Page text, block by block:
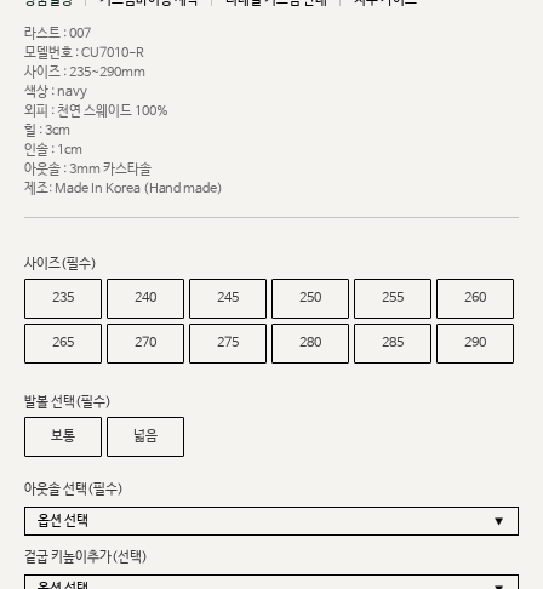
라스트 : 007
모델번호 : CU7010-R
사이즈 : 235~290mm
색상 : navy
외피 : 천연 스웨이드 100%
힐 : 3cm
인솔 : 1cm
아웃솔 : 3mm 카스타솔
제조: Made In Korea (Hand made)
사이즈(필수)
235 240 245 250 255 260
265 270 275 280 285 290
발볼 선택(필수)
보통 넓음
아웃솔 선택(필수)
겉굽 키높이추가(선택)